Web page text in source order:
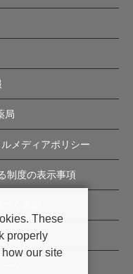
局
メディアポリシー
制度の表示事項
These
properly
our site